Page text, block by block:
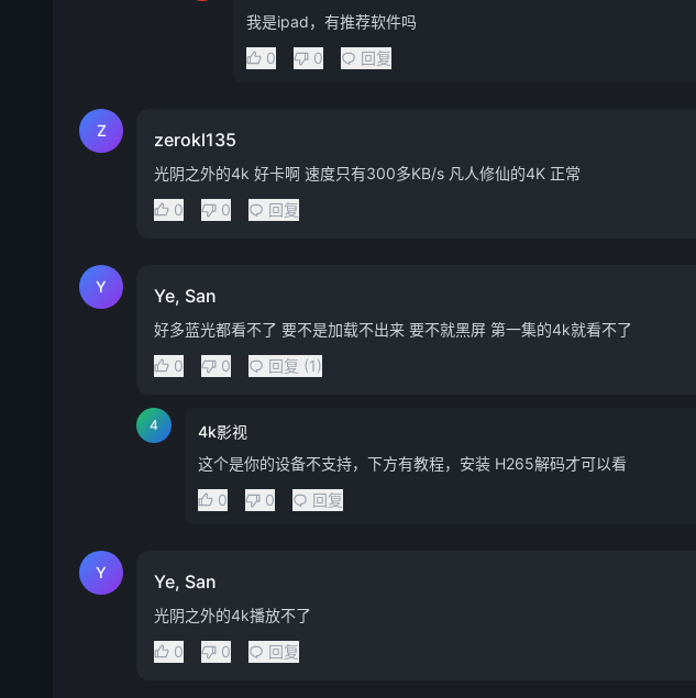
我是ipad，有推荐软件吗
0
0 回复
Z zerokl135
光阴之外的4k 好卡啊 速度只有300多KB/s 凡人修仙的4K 正常
0
0 回复
Y Ye, San
好多蓝光都看不了 要不是加载不出来 要不就黑屏 第一集的4k就看不了
0
0 回复 (1)
4 4k影视
这个是你的设备不支持，下方有教程，安装 H265解码才可以看
0
0 回复
Y Ye, San
光阴之外的4k播放不了
0
0 回复